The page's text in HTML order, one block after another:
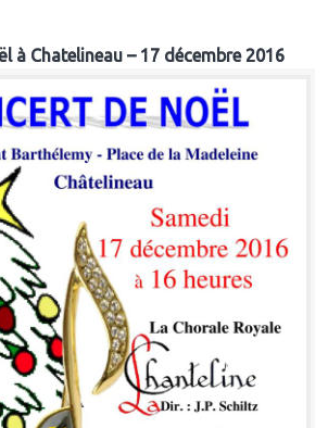
à Chatelineau – 17 décembre 2016